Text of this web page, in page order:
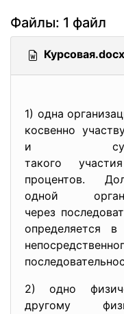
Файлы: 1 файл
Курсовая.docx
1) одна
косвенно
и
такого
процентов.
одной
через
определяется
2) одно
другому